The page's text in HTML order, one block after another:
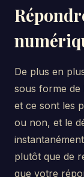
De plus en
sous forme
et ce sont les
ou non, et le
plutôt que de
que votre